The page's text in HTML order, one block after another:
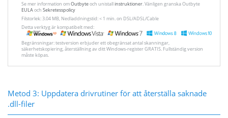
Se mer information omOutbyteoch unistallinstruktioner. Vänligen granska Outbyte
EULAoch Sekretesspolicy
Filstorlek: 3.04 MB, Nedladdningstid: < 1 min. on DSL/ADSL/Cable
Detta verktyg är kompatibelt med:
Begränsningar: testversion erbjuder ett obegränsat antal skanningar,
säkerhetskopiering, återställning av ditt Windows-register GRATIS. Fullständig version
måste köpas.
Metod 3: Uppdatera drivrutiner för att återställa saknade
.dll-filer